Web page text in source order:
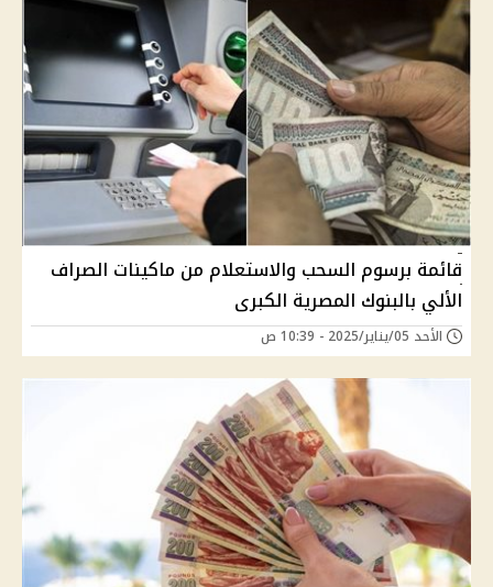
قائمة برسوم السحب والاستعلام من ماكينات الصراف
الألي بالبنوك المصرية الكبرى
الأحد 05/يناير/2025 - 10:39 ص